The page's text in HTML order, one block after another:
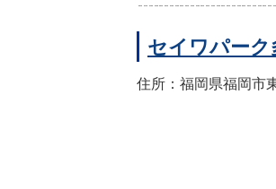
セイワパーク
住所：福岡県福岡市